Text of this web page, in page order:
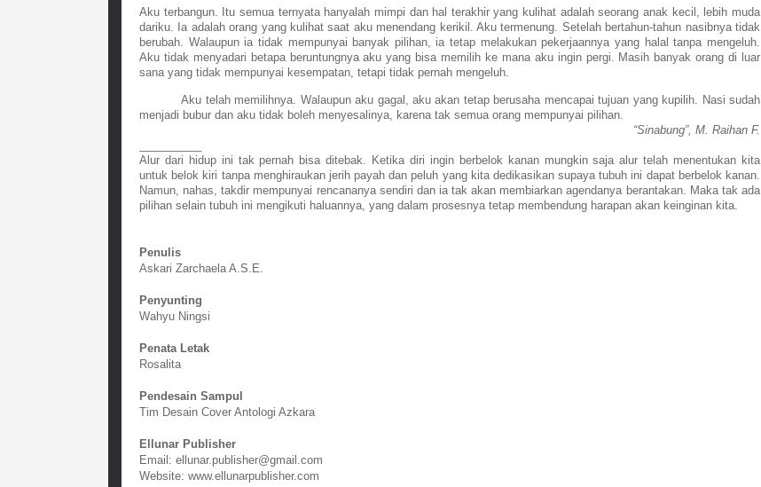
Aku terbangun. Itu semua ternyata hanyalah mimpi dan hal terakhir yang kulihat adalah seorang anak kecil, lebih muda
dariku. Ia adalah orang yang kulihat saat aku menendang kerikil. Aku termenung. Setelah bertahun-tahun nasibnya tidak
berubah. Walaupun ia tidak mempunyai banyak pilihan, ia tetap melakukan pekerjaannya yang halal tanpa mengeluh.
Aku tidak menyadari betapa beruntungnya aku yang bisa memilih ke mana aku ingin pergi. Masih banyak orang di luar
sana yang tidak mempunyai kesempatan, tetapi tidak pernah mengeluh.
Aku telah memilihnya. Walaupun aku gagal, aku akan tetap berusaha mencapai tujuan yang kupilih. Nasi sudah
menjadi bubur dan aku tidak boleh menyesalinya, karena tak semua orang mempunyai pilihan.
“Sinabung”, M. Raihan F.
Alur dari hidup ini tak pernah bisa ditebak. Ketika diri ingin berbelok kanan mungkin saja alur telah menentukan kita
untuk belok kiri tanpa menghiraukan jerih payah dan peluh yang kita dedikasikan supaya tubuh ini dapat berbelok kanan.
Namun, nahas, takdir mempunyai rencananya sendiri dan ia tak akan membiarkan agendanya berantakan. Maka tak ada
pilihan selain tubuh ini mengikuti haluannya, yang dalam prosesnya tetap membendung harapan akan keinginan kita.
Penulis
Askari Zarchaela A.S.E.
Penyunting
Wahyu Ningsi
Penata Letak
Rosalita
Pendesain Sampul
Tim Desain Cover Antologi Azkara
Ellunar Publisher
Email: ellunar.publisher@gmail.com
Website: www.ellunarpublisher.com